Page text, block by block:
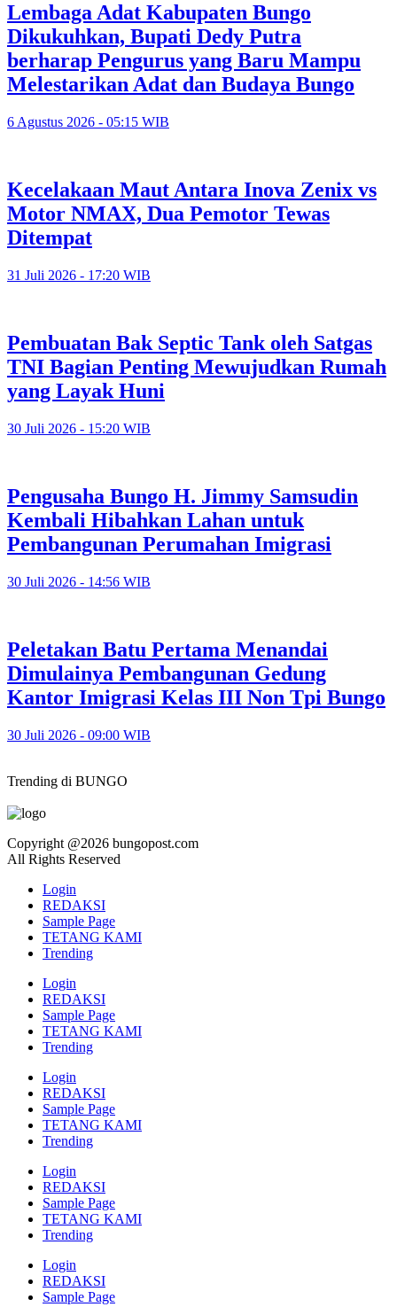
Lembaga Adat Kabupaten Bungo
Dikukuhkan, Bupati Dedy Putra
berharap Pengurus yang Baru Mampu
Melestarikan Adat dan Budaya Bungo
6 Agustus 2026 - 05:15 WIB
Kecelakaan Maut Antara Inova Zenix vs
Motor NMAX, Dua Pemotor Tewas
Ditempat
31 Juli 2026 - 17:20 WIB
Pembuatan Bak Septic Tank oleh Satgas
TNI Bagian Penting Mewujudkan Rumah
yang Layak Huni
30 Juli 2026 - 15:20 WIB
Pengusaha Bungo H. Jimmy Samsudin
Kembali Hibahkan Lahan untuk
Pembangunan Perumahan Imigrasi
30 Juli 2026 - 14:56 WIB
Peletakan Batu Pertama Menandai
Dimulainya Pembangunan Gedung
Kantor Imigrasi Kelas III Non Tpi Bungo
30 Juli 2026 - 09:00 WIB
Trending di BUNGO
Copyright @2026 bungopost.com
All Rights Reserved
Login
REDAKSI
Sample Page
TETANG KAMI
Trending
Login
REDAKSI
Sample Page
TETANG KAMI
Trending
Login
REDAKSI
Sample Page
TETANG KAMI
Trending
Login
REDAKSI
Sample Page
TETANG KAMI
Trending
Login
REDAKSI
Sample Page